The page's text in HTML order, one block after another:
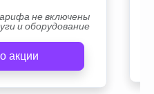
не включены
и оборудование
акции